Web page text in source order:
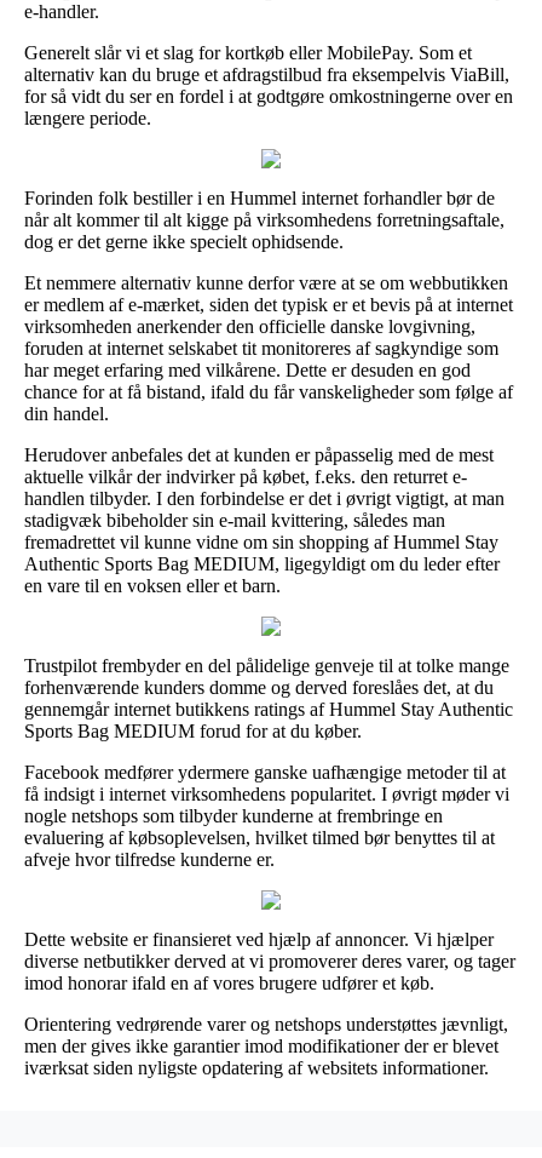
e-handler.
Generelt slår vi et slag for kortkøb eller MobilePay. Som et
alternativ kan du bruge et afdragstilbud fra eksempelvis ViaBill,
for så vidt du ser en fordel i at godtgøre omkostningerne over en
længere periode.
Forinden folk bestiller i en Hummel internet forhandler bør de
når alt kommer til alt kigge på virksomhedens forretningsaftale,
dog er det gerne ikke specielt ophidsende.
Et nemmere alternativ kunne derfor være at se om webbutikken
er medlem af e-mærket, siden det typisk er et bevis på at internet
virksomheden anerkender den officielle danske lovgivning,
foruden at internet selskabet tit monitoreres af sagkyndige som
har meget erfaring med vilkårene. Dette er desuden en god
chance for at få bistand, ifald du får vanskeligheder som følge af
din handel.
Herudover anbefales det at kunden er påpasselig med de mest
aktuelle vilkår der indvirker på købet, f.eks. den returret e-
handlen tilbyder. I den forbindelse er det i øvrigt vigtigt, at man
stadigvæk bibeholder sin e-mail kvittering, således man
fremadrettet vil kunne vidne om sin shopping af Hummel Stay
Authentic Sports Bag MEDIUM, ligegyldigt om du leder efter
en vare til en voksen eller et barn.
Trustpilot frembyder en del pålidelige genveje til at tolke mange
forhenværende kunders domme og derved foreslåes det, at du
gennemgår internet butikkens ratings af Hummel Stay Authentic
Sports Bag MEDIUM forud for at du køber.
Facebook medfører ydermere ganske uafhængige metoder til at
få indsigt i internet virksomhedens popularitet. I øvrigt møder vi
nogle netshops som tilbyder kunderne at frembringe en
evaluering af købsoplevelsen, hvilket tilmed bør benyttes til at
afveje hvor tilfredse kunderne er.
Dette website er finansieret ved hjælp af annoncer. Vi hjælper
diverse netbutikker derved at vi promoverer deres varer, og tager
imod honorar ifald en af vores brugere udfører et køb.
Orientering vedrørende varer og netshops understøttes jævnligt,
men der gives ikke garantier imod modifikationer der er blevet
iværksat siden nyligste opdatering af websitets informationer.